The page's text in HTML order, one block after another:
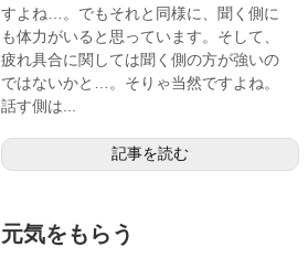
すよね…。でもそれと同様に、聞く側に
も体力がいると思っています。そして、
疲れ具合に関しては聞く側の方が強いの
ではないかと…。そりゃ当然ですよね。
話す側は...
記事を読む
元気をもらう